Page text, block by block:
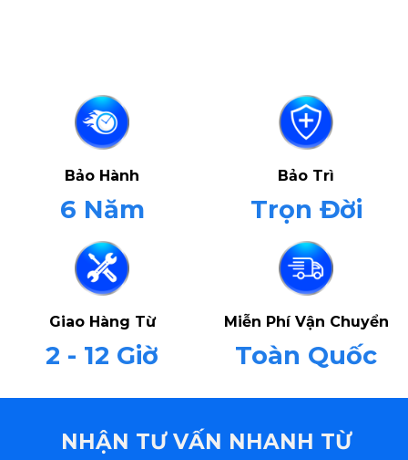
Bảo Hành
6 Năm
Bảo Trì
Trọn Đời
Giao Hàng Từ
2 - 12 Giờ
Miễn Phí Vận Chuyển
Toàn Quốc
NHẬN TƯ VẤN NHANH TỪ